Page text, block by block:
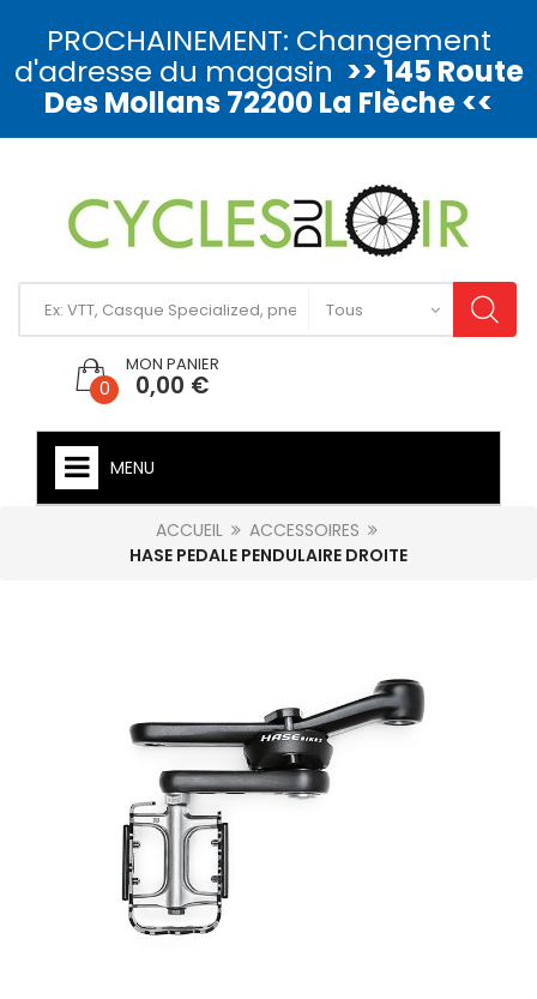
PROCHAINEMENT: Changement
d'adresse du magasin >> 145 Route
Des Mollans 72200 La Flèche <<
0
MON PANIER
0,00 €
MENU
ACCUEIL
ACCESSOIRES
HASE PEDALE PENDULAIRE DROITE